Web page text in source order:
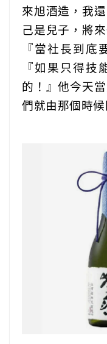
來旭酒造，我
己是兒子，將
『當社長到底
『如果只得技
的！』他今天
們就由那個時候